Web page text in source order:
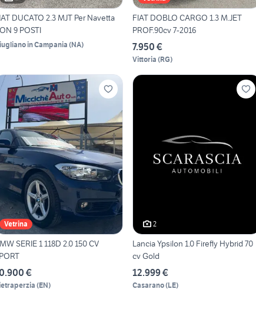
DUCATO 2.3 MJT Per Navetta
9 POSTI
in Campania (NA)
FIAT DOBLO CARGO 1.3 M.JET
PROF.90cv 7-2016
7.950 €
Vittoria (RG)
Vetrina
SERIE 1 118D 2.0 150 CV
€
(EN)
2
Lancia Ypsilon 1.0 Firefly Hybrid 70
cv Gold
12.999 €
Casarano(LE)